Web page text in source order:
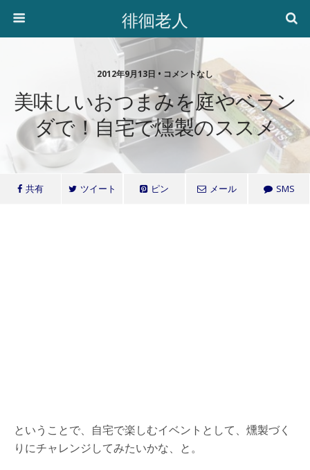
徘徊老人
2012年9月13日 • コメントなし
美味しいおつまみを庭やベラン
ダで！自宅で燻製のススメ
共有 ツイート ピン メール SMS
ということで、自宅で楽しむイベントとして、燻製づく
りにチャレンジしてみたいかな、と。